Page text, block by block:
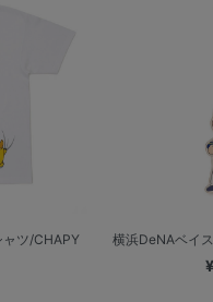
ツ/CHAPY 横浜DeNAベイ